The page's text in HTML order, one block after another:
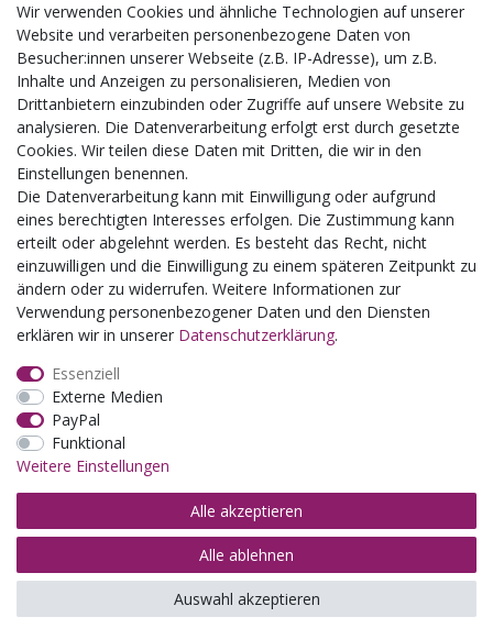
Aktuelles
Busgruppen
Kindergeburtstage
Kindergartenausflug
Schulklassenausflug
Zwillingsrabatt
© Copyright 2026 | Alle Rechte vorbehalten.
Wir verwenden Cookies und ähnliche Technologien auf unserer
Website und verarbeiten personenbezogene Daten von
Besucher:innen unserer Webseite (z.B. IP-Adresse), um z.B.
Inhalte und Anzeigen zu personalisieren, Medien von
Drittanbietern einzubinden oder Zugriffe auf unsere Website zu
analysieren. Die Datenverarbeitung erfolgt erst durch gesetzte
Cookies. Wir teilen diese Daten mit Dritten, die wir in den
Einstellungen benennen.
Die Datenverarbeitung kann mit Einwilligung oder aufgrund
eines berechtigten Interesses erfolgen. Die Zustimmung kann
erteilt oder abgelehnt werden. Es besteht das Recht, nicht
einzuwilligen und die Einwilligung zu einem späteren Zeitpunkt zu
ändern oder zu widerrufen. Weitere Informationen zur
Verwendung personenbezogener Daten und den Diensten
erklären wir in unserer Daten­schutz­erklärung.
Essenziell
Externe Medien
PayPal
Funktional
Weitere Einstellungen
Alle akzeptieren
Alle ablehnen
Auswahl akzeptieren